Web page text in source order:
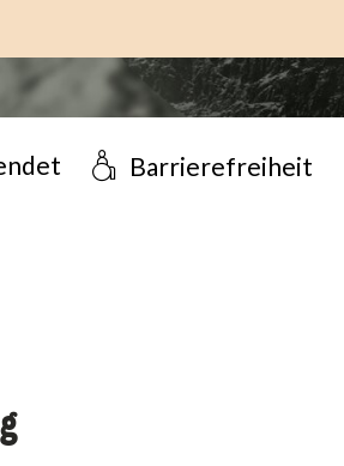
Barrierefreiheit
term